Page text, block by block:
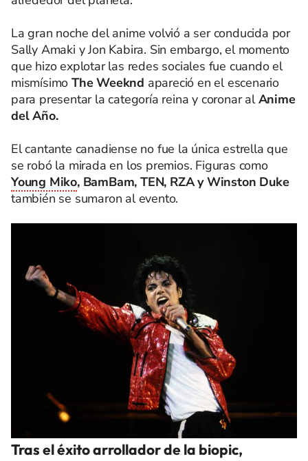
La gran noche del anime volvió a ser conducida por
Sally Amaki y Jon Kabira. Sin embargo, el momento
que hizo explotar las redes sociales fue cuando el
mismísimoThe Weeknd apareció en el escenario
para presentar la categoría reina y coronar alAnime
del Año.
El cantante canadiense no fue la única estrella que
se robó la mirada en los premios. Figuras como
Young Miko, BamBam, TEN, RZA y Winston Duke
también se sumaron al evento.
Tras el éxito arrollador de la biopic,